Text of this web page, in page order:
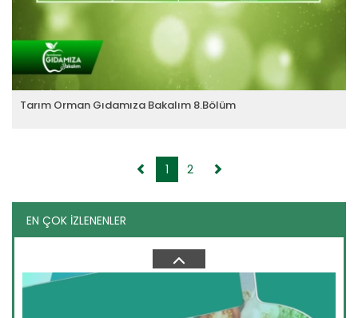
Tarım Orman Gıdamıza Bakalım 8.Bölüm
1 2
EN ÇOK İZLENENLER
Tarım Orman Gıdamıza Bakalım...
Devamını Oku ->
Tarım Orman Gıdamıza Bakalım...